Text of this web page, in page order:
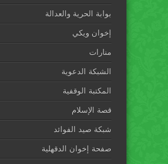
بوابة الحرية والعدالة
إخوان ويكي
منارات
الشبكة الدعوية
المكتبة الوقفية
قصة الإسلام
شبكة صيد الفوائد
صفحة إخوان الدقهلية